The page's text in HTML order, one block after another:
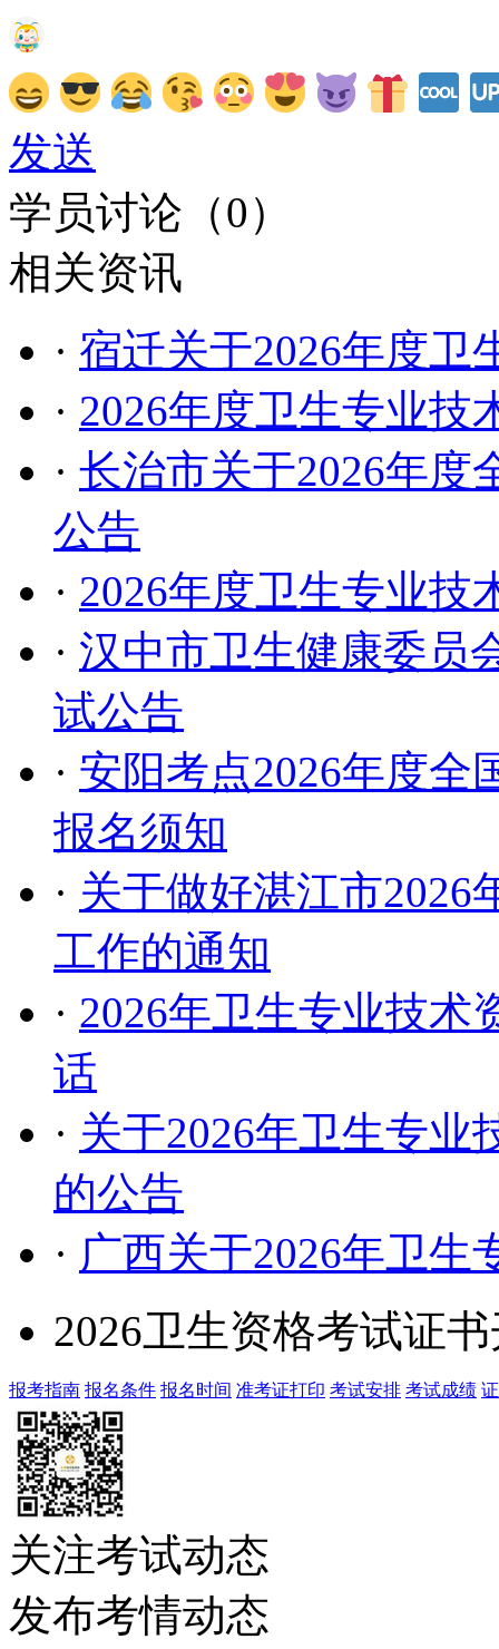
发送
学员讨论（0）
相关资讯
· 宿迁关于2026年度卫
· 2026年度卫生专业技
· 长治市关于2026年度
公告
· 2026年度卫生专业技
· 汉中市卫生健康委员
试公告
· 安阳考点2026年度全
报名须知
· 关于做好湛江市2026
工作的通知
· 2026年卫生专业技术
话
· 关于2026年卫生专业
的公告
· 广西关于2026年卫生
2026卫生资格考试证
报考指南 报名条件 报名时间 准考证打印 考试安排 考试成绩
关注考试动态
发布考情动态